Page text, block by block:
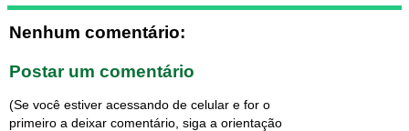
Nenhum comentário:
Postar um comentário
(Se você estiver acessando de celular e for o
primeiro a deixar comentário, siga a orientação